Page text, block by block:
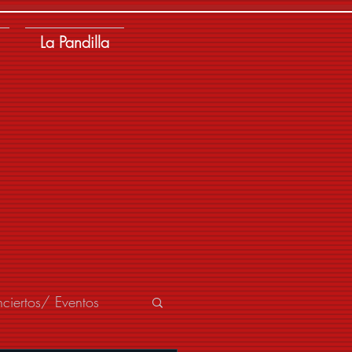
La Pandilla
Eventos